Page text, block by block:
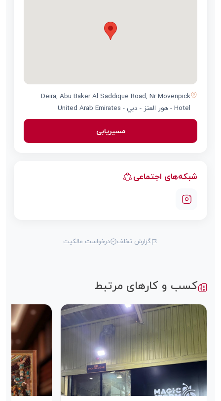
Deira, Abu Baker Al Saddique Road, Nr Movenpick
Hotel - هور العنز - دبي - United Arab Emirates
مسیریابی
شبکه‌های اجتماعی
گزارش تخلف درخواست مالکیت
کسب و کارهای مرتبط